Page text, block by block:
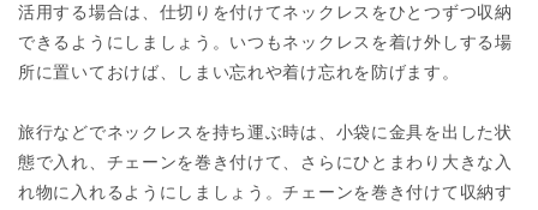
活用する場合は、仕切りを付けてネックレスをひとつずつ収納
できるようにしましょう。いつもネックレスを着け外しする場
所に置いておけば、しまい忘れや着け忘れを防げます。
旅行などでネックレスを持ち運ぶ時は、小袋に金具を出した状
態で入れ、チェーンを巻き付けて、さらにひとまわり大きな入
れ物に入れるようにしましょう。チェーンを巻き付けて収納す